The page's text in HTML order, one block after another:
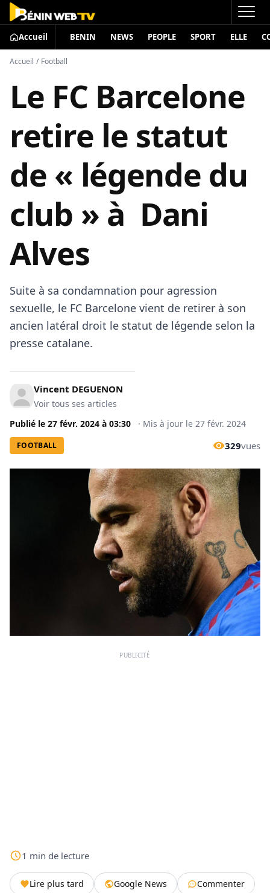
Accueil BENIN NEWS PEOPLE SPORT ELLE
Accueil / Football
Le FC Barcelone
retire le statut
de « légende du
club » à Dani
Alves
Suite à sa condamnation pour agression
sexuelle, le FC Barcelone vient de retirer à son
ancien latéral droit le statut de légende selon la
presse catalane.
Vincent DEGUENON
Voir tous ses articles
Publié le 27 févr. 2024 à 03:30 · Mis à jour le 27 févr. 2024
FOOTBALL 329vues
PUBLICITÉ
1 min de lecture
Lire plus tard Google News
Commenter